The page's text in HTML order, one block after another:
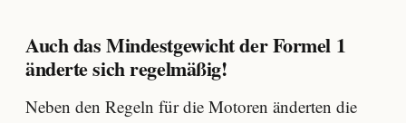
Auch das Mindestgewicht der Formel 1
änderte sich regelmäßig!
Neben den Regeln für die Motoren änderten die